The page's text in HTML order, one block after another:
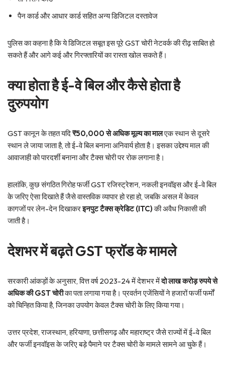
पैन कार्ड और आधार कार्ड सहित अन्य डिजिटल दस्तावेज
पुलिस का कहना है कि ये डिजिटल सबूत इस पूरे GST चोरी नेटवर्क की रीढ़ साबित हो
सकते हैं और आगे कई और गिरफ्तारियों का रास्ता खोल सकते हैं।
क्या होता है ई-वे बिल और कैसे होता है
दुरुपयोग
GST कानून के तहत यदि₹50,000 से अधिक मूल्य का मालएक स्थान से दूसरे
स्थान ले जाया जाता है, तो ई-वे बिल बनाना अनिवार्य होता है। इसका उद्देश्य माल की
आवाजाही को पारदर्शी बनाना और टैक्स चोरी पर रोक लगाना है।
हालांकि, कुछ संगठित गिरोह फर्जी GST रजिस्ट्रेशन, नकली इनवॉइस और ई-वे बिल
के जरिए ऐसा दिखाते हैं जैसे वास्तविक व्यापार हो रहा हो, जबकि असल में केवल
कागजों पर लेन-देन दिखाकरइनपुट टैक्स क्रेडिट (ITC)की अवैध निकासी की
जाती है।
देशभर में बढ़ते GST फ्रॉड के मामले
सरकारी आंकड़ों के अनुसार, वित्त वर्ष 2023-24 में देशभर मेंदो लाख करोड़ रुपये से
अधिक की GST चोरीका पता लगाया गया है। प्रवर्तन एजेंसियों ने हजारों फर्जी फर्मों
को चिन्हित किया है, जिनका उपयोग केवल टैक्स चोरी के लिए किया गया।
उत्तर प्रदेश, राजस्थान, हरियाणा, छत्तीसगढ़ और महाराष्ट्र जैसे राज्यों में ई-वे बिल
और फर्जी इनवॉइस के जरिए बड़े पैमाने पर टैक्स चोरी के मामले सामने आ चुके हैं।